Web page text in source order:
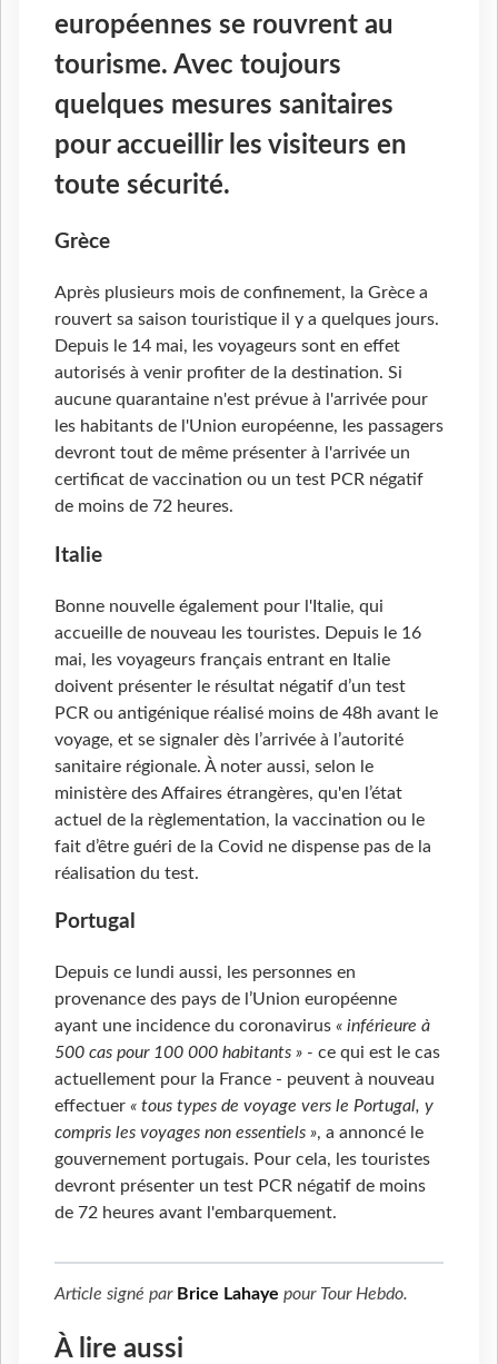
européennes se rouvrent au
tourisme. Avec toujours
quelques mesures sanitaires
pour accueillir les visiteurs en
toute sécurité.
Grèce
Après plusieurs mois de confinement, la Grèce a
rouvert sa saison touristique il y a quelques jours.
Depuis le 14 mai, les voyageurs sont en effet
autorisés à venir profiter de la destination. Si
aucune quarantaine n'est prévue à l'arrivée pour
les habitants de l'Union européenne, les passagers
devront tout de même présenter à l'arrivée un
certificat de vaccination ou un test PCR négatif
de moins de 72 heures.
Italie
Bonne nouvelle également pour l'Italie, qui
accueille de nouveau les touristes. Depuis le 16
mai, les voyageurs français entrant en Italie
doivent présenter le résultat négatif d’un test
PCR ou antigénique réalisé moins de 48h avant le
voyage, et se signaler dès l’arrivée à l’autorité
sanitaire régionale. À noter aussi, selon le
ministère des Affaires étrangères, qu'en l’état
actuel de la règlementation, la vaccination ou le
fait d’être guéri de la Covid ne dispense pas de la
réalisation du test.
Portugal
Depuis ce lundi aussi, les personnes en
provenance des pays de l’Union européenne
ayant une incidence du coronavirus « inférieure à
500 cas pour 100 000 habitants » - ce qui est le cas
actuellement pour la France - peuvent à nouveau
effectuer « tous types de voyage vers le Portugal, y
compris les voyages non essentiels », a annoncé le
gouvernement portugais. Pour cela, les touristes
devront présenter un test PCR négatif de moins
de 72 heures avant l'embarquement.
Article signé par Brice Lahaye pour Tour Hebdo.
À lire aussi